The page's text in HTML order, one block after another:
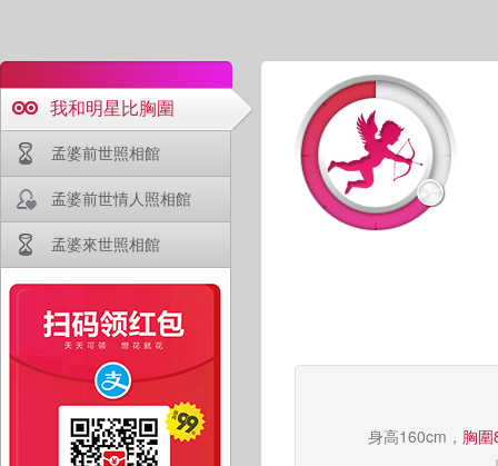
我和明星比胸圍
孟婆前世照相館
孟婆前世情人照相館
孟婆來世照相館
身高160cm， 胸